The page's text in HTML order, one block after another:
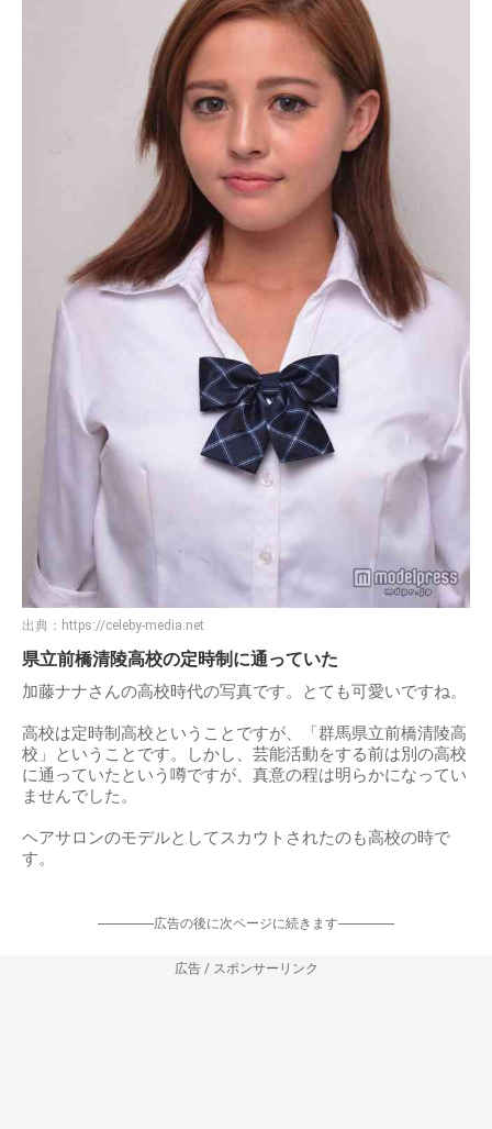
出典： https://celeby-media.net
県立前橋清陵高校の定時制に通っていた
加藤ナナさんの高校時代の写真です。とても可愛いですね。
高校は定時制高校ということですが、「群馬県立前橋清陵高
校」ということです。しかし、芸能活動をする前は別の高校
に通っていたという噂ですが、真意の程は明らかになってい
ませんでした。
ヘアサロンのモデルとしてスカウトされたのも高校の時で
す。
-----------------広告の後に次ページに続きます-----------------
広告 / スポンサーリンク